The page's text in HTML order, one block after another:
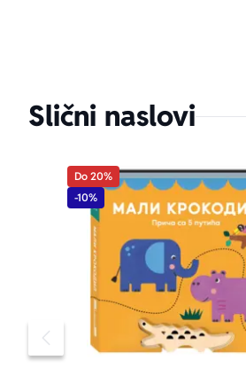
Slični naslovi
Pomeranje sadržaja slajdera u
Do 20%
-10%